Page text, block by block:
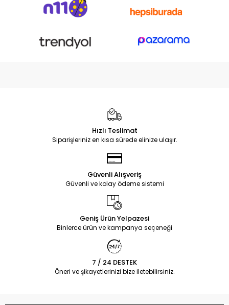
Hızlı Teslimat
Siparişleriniz en kısa sürede elinize ulaşır.
Güvenli Alışveriş
Güvenli ve kolay ödeme sistemi
Geniş Ürün Yelpazesi
Binlerce ürün ve kampanya seçeneği
7 / 24 DESTEK
Öneri ve şikayetlerinizi bize iletebilirsiniz.